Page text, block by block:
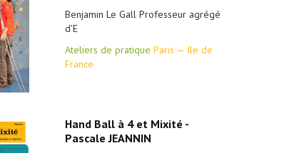
Benjamin Le Gall Professeur agrégé
d'E
Ateliers de pratique Paris — Ile de
France
Hand Ball à 4 et Mixité -
Pascale JEANNIN